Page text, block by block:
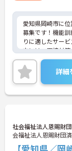
愛知県岡崎市に
募集です！機能
りに適したサー
方には、面接対
しいたしますの
詳細
社会福祉法人恩賜財
会福祉法人恩賜財団
【愛知県／